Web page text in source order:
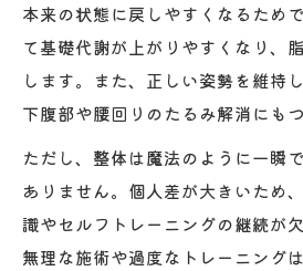
本来の状態に戻しやすくなるため
て基礎代謝が上がりやすくなり、
します。また、正しい姿勢を維持
下腹部や腰回りのたるみ解消にもつ
ただし、整体は魔法のように一瞬
ありません。個人差が大きいため
識やセルフトレーニングの継続が
無理な施術や過度なトレーニング